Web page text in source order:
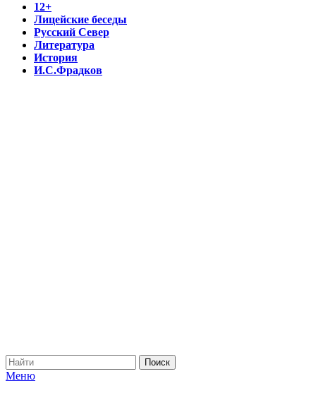
12+
Лицейские беседы
Русский Север
Литература
История
И.С.Фрадков
Меню